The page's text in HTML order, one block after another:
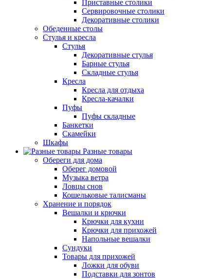
Приставные столики
Сервировочные столики
Декоративные столики
Обеденные столы
Стулья и кресла
Стулья
Декоративные стулья
Барные стулья
Складные стулья
Кресла
Кресла для отдыха
Кресла-качалки
Пуфы
Пуфы складные
Банкетки
Скамейки
Шкафы
Разные товары
Обереги для дома
Оберег домовой
Музыка ветра
Ловцы снов
Кошельковые талисманы
Хранение и порядок
Вешалки и крючки
Крючки для кухни
Крючки для прихожей
Напольные вешалки
Сундуки
Товары для прихожей
Ложки для обуви
Подставки для зонтов